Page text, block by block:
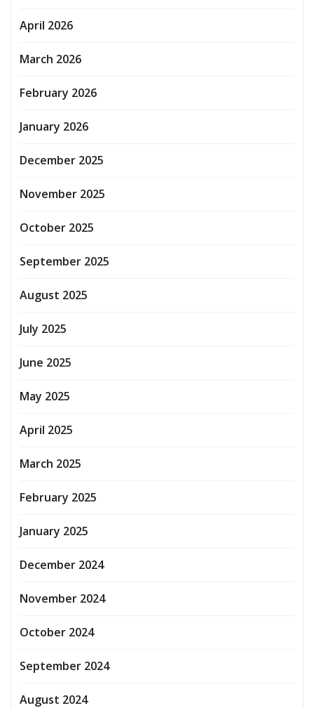
April 2026
March 2026
February 2026
January 2026
December 2025
November 2025
October 2025
September 2025
August 2025
July 2025
June 2025
May 2025
April 2025
March 2025
February 2025
January 2025
December 2024
November 2024
October 2024
September 2024
August 2024